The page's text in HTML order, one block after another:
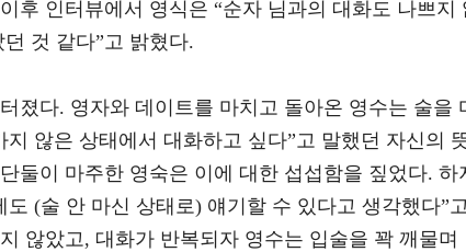
후 인터뷰에서 영식은 “순자 님과의 대화도 나쁘지
것 같다”고 밝혔다.
졌다. 영자와 데이트를 마치고 돌아온 영수는 술을
않은 상태에서 대화하고 싶다”고 말했던 자신의
둘이 마주한 영숙은 이에 대한 섭섭함을 짚었다. 하
(술 안 마신 상태로) 얘기할 수 있다고 생각했다”
않았고, 대화가 반복되자 영수는 입술을 꽉 깨물며